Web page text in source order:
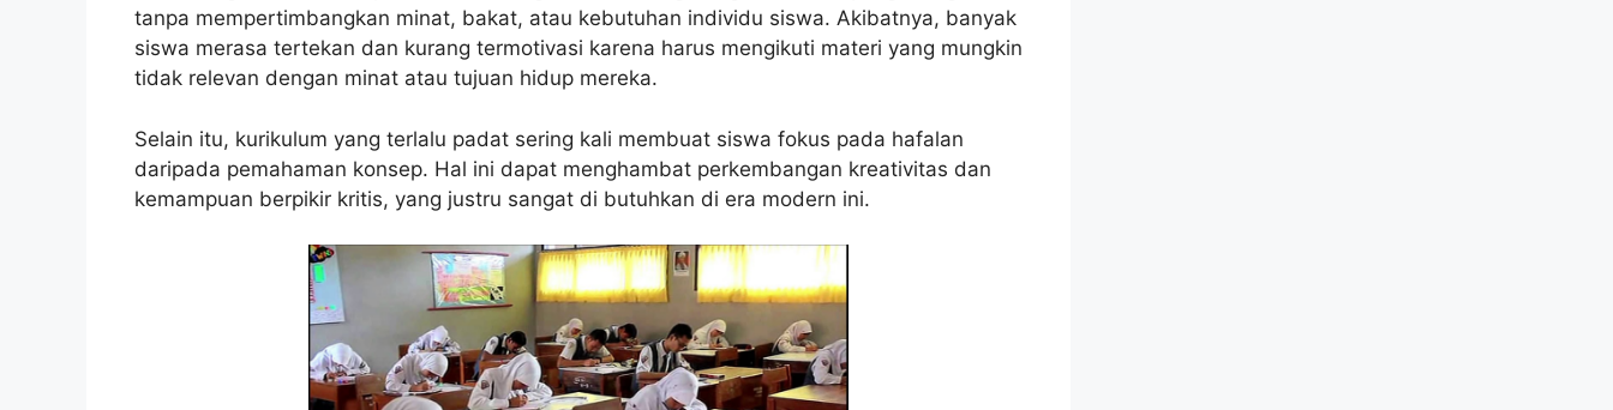
tanpa mempertimbangkan minat, bakat, atau kebutuhan individu siswa. Akibatnya, banyak
siswa merasa tertekan dan kurang termotivasi karena harus mengikuti materi yang mungkin
tidak relevan dengan minat atau tujuan hidup mereka.
Selain itu, kurikulum yang terlalu padat sering kali membuat siswa fokus pada hafalan
daripada pemahaman konsep. Hal ini dapat menghambat perkembangan kreativitas dan
kemampuan berpikir kritis, yang justru sangat di butuhkan di era modern ini.